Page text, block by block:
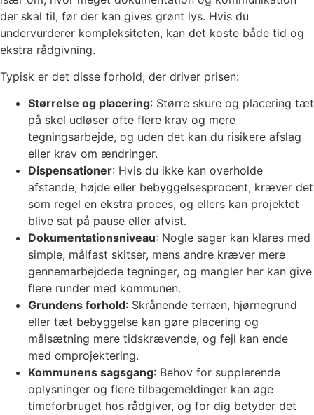
der skal til, før der kan gives grønt lys. Hvis du
undervurderer kompleksiteten, kan det koste både tid og
ekstra rådgivning.
Typisk er det disse forhold, der driver prisen:
Størrelse og placering: Større skure og placering tæt
på skel udløser ofte flere krav og mere
tegningsarbejde, og uden det kan du risikere afslag
eller krav om ændringer.
Dispensationer: Hvis du ikke kan overholde
afstande, højde eller bebyggelsesprocent, kræver det
som regel en ekstra proces, og ellers kan projektet
blive sat på pause eller afvist.
Dokumentationsniveau: Nogle sager kan klares med
simple, målfast skitser, mens andre kræver mere
gennemarbejdede tegninger, og mangler her kan give
flere runder med kommunen.
Grundens forhold: Skrånende terræn, hjørnegrund
eller tæt bebyggelse kan gøre placering og
målsætning mere tidskrævende, og fejl kan ende
med omprojektering.
Kommunens sagsgang: Behov for supplerende
oplysninger og flere tilbagemeldinger kan øge
timeforbruget hos rådgiver, og for dig betyder det